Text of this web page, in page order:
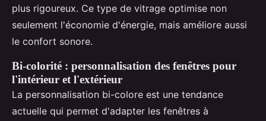
plus rigoureux. Ce type de vitrage optimise non
seulement l'économie d'énergie, mais améliore aussi
le confort sonore.
Bi-colorité : personnalisation des fenêtres pour
l'intérieur et l'extérieur
La personnalisation bi-colore est une tendance
actuelle qui permet d'adapter les fenêtres à